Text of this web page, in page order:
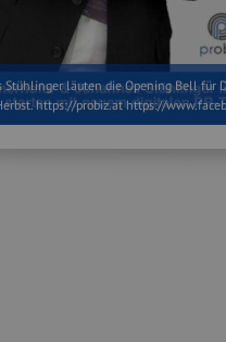
läuten die Opening Bell für
https://probiz.at https://